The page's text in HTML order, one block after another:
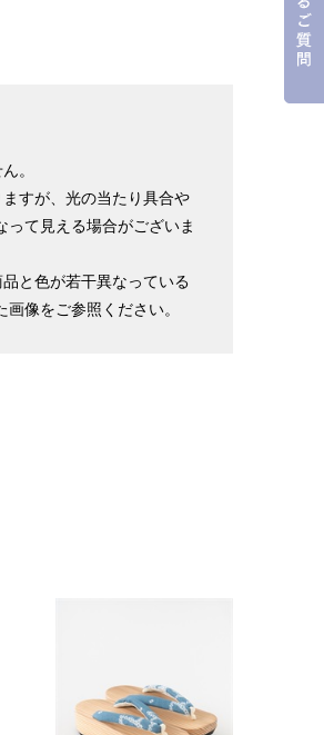
。
すが、光の当たり具合や
て見える場合がございま
と色が若干異なっている
像をご参照ください。